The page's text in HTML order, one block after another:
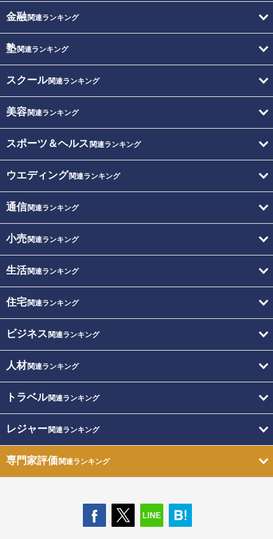
金融関連ランキング
塾関連ランキング
スクール関連ランキング
美容関連ランキング
スポーツ＆ヘルス 関連ランキング
ウエディング関連ランキング
通信関連ランキング
小売関連ランキング
生活関連ランキング
住宅関連ランキング
ビジネス 関連ランキング
人材関連ランキング
トラベル関連ランキング
レジャー関連ランキング
専門家評価関連ランキング